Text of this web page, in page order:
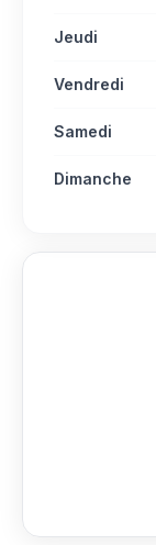
Jeudi
Vendredi
Samedi
Dimanche